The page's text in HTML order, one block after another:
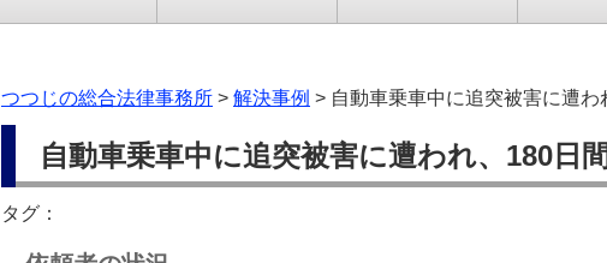
つつじの総合法律事務所 > 解決事例 > 自動車乗車中に追突被害に遭
自動車乗車中に追突被害に遭われ、180日
タグ：